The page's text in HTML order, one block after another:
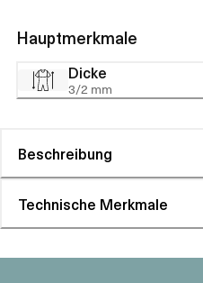
Hauptmerkmale
Dicke
3/2 mm
Beschreibung
Technische Merkmale